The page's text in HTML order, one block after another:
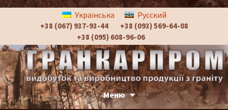
Українська Русский
+38 (067) 937-93-44
+38 (093) 569-64-08
+38 (095) 608-96-06